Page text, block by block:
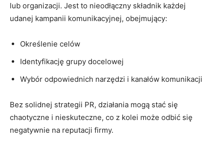
lub organizacji. Jest to nieodłączny składnik każdej
udanej kampanii komunikacyjnej, obejmujący:
Określenie celów
Identyfikację grupy docelowej
Wybór odpowiednich narzędzi i kanałów komunikacji
Bez solidnej strategii PR, działania mogą stać się
chaotyczne i nieskuteczne, co z kolei może odbić się
negatywnie na reputacji firmy.